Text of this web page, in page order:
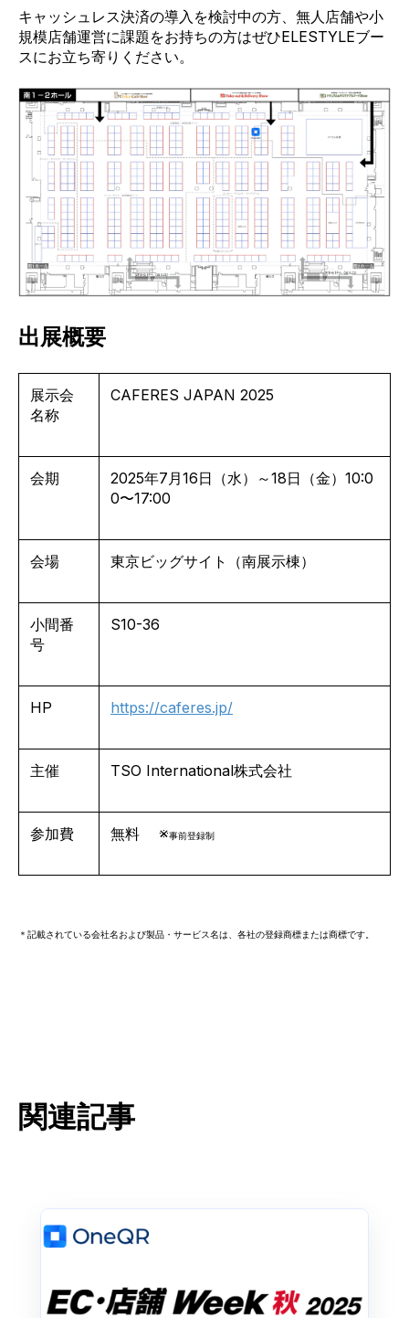
キャッシュレス決済の導入を検討中の方、無人店舗や小
規模店舗運営に課題をお持ちの方はぜひELESTYLEブー
スにお立ち寄りください。
出展概要
展示会
名称
CAFERES JAPAN 2025
会期
2025年7月16日（水）～18日（金）10:0
0〜17:00
会場 東京ビッグサイト（南展示棟）
小間番
号
S10-36
HP https://caferes.jp/
主催 TSO International株式会社
参加費 無料 ※事前登録制
＊記載されている会社名および製品・サービス名は、各社の登録商標または商標です。
関連記事